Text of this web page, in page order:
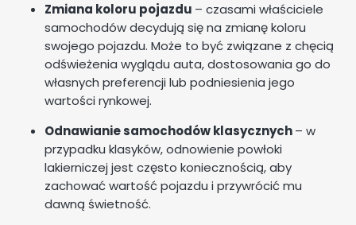
Zmiana koloru pojazdu – czasami właściciele
samochodów decydują się na zmianę koloru
swojego pojazdu. Może to być związane z chęcią
odświeżenia wyglądu auta, dostosowania go do
własnych preferencji lub podniesienia jego
wartości rynkowej.
Odnawianie samochodów klasycznych– w
przypadku klasyków, odnowienie powłoki
lakierniczej jest często koniecznością, aby
zachować wartość pojazdu i przywrócić mu
dawną świetność.